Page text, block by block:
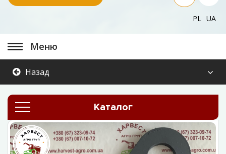
PL UA
Меню
Назад
Каталог